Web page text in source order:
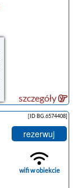
szczegóły
[ID BG.6574408]
rezerwuj
wifi w obiekcie